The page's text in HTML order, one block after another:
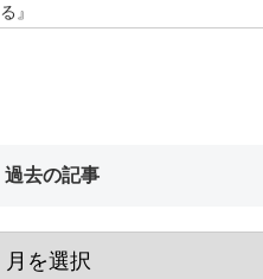
る』
過去の記事